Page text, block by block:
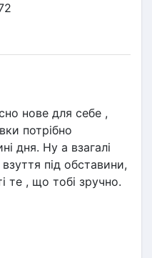
нове для себе ,
потрібно
дня. Ну а взагалі
під обставини,
те , що тобі зручно.